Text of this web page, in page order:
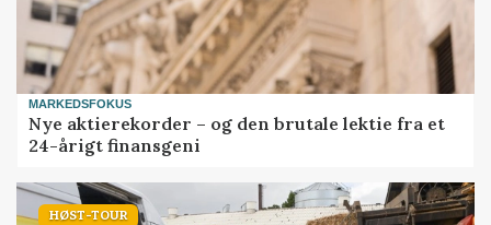
MARKEDSFOKUS
Nye aktierekorder – og den brutale lektie fra et
24-årigt finansgeni
HØST-TOUR